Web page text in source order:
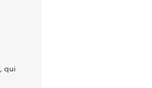
, qui